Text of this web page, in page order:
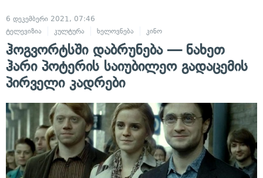
6 დეკემბერი 2021, 07:46
ტელევიზია
კულტურა ხელოვნება კინო
ჰოგვორტსში დაბრუნება — ნახეთ
ჰარი პოტერის საიუბილეო გადაცემის
პირველი კადრები